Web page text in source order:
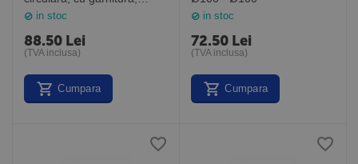
Ø315 - Ø250
in stoc
88.50 Lei
(TVA inclusa)
Cumpara
in stoc
72.50 Lei
(TVA inclusa)
Cumpara